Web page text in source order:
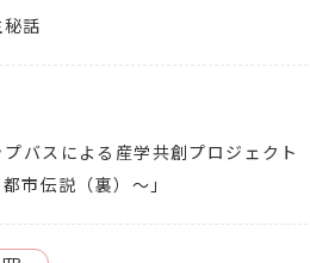
話
バスによる産学共創プロジェクト
伝説（裏）〜」